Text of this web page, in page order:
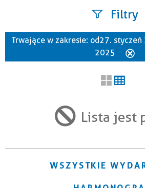
Filtry
Szukana fraza
Trwające w zakresie
Trwające w zakresie: od 27.
2025
Lista jest
WSZYSTKIE